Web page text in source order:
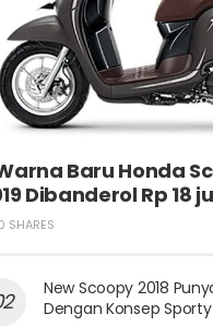
Baru Honda
Dibanderol Rp 18
SHARES
New Scoopy 2018
Dengan Konsep